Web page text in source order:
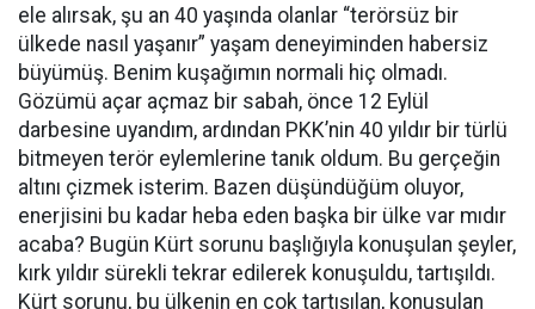
ele alırsak, şu an 40 yaşında olanlar “terörsüz bir
ülkede nasıl yaşanır” yaşam deneyiminden habersiz
büyümüş. Benim kuşağımın normali hiç olmadı.
Gözümü açar açmaz bir sabah, önce 12 Eylül
darbesine uyandım, ardından PKK’nin 40 yıldır bir türlü
bitmeyen terör eylemlerine tanık oldum. Bu gerçeğin
altını çizmek isterim. Bazen düşündüğüm oluyor,
enerjisini bu kadar heba eden başka bir ülke var mıdır
acaba? Bugün Kürt sorunu başlığıyla konuşulan şeyler,
kırk yıldır sürekli tekrar edilerek konuşuldu, tartışıldı.
Kürt sorunu, bu ülkenin en çok tartışılan, konuşulan